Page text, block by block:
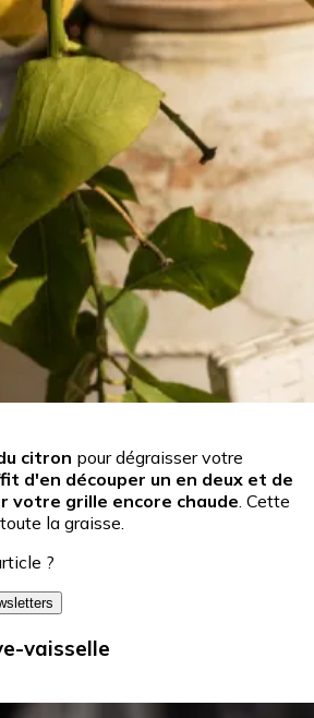
citron pour dégraisser votre
d'en découper un en deux et de
grille encore chaude . Cette
la graisse.
?
vaisselle